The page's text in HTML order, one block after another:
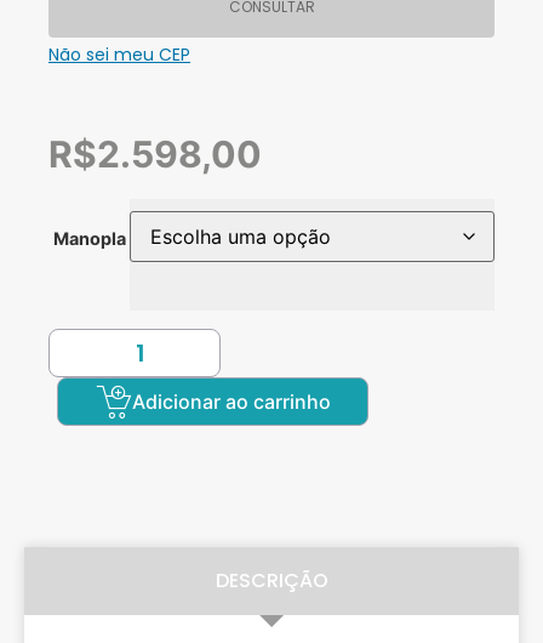
CONSULTAR
Não sei meu CEP
R$2.598,00
Manopla
Adicionar ao carrinho
DESCRIÇÃO